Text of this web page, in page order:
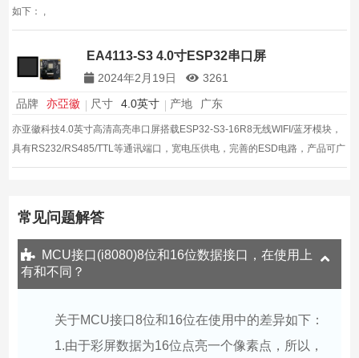
如下： ,
EA4113-S3 4.0寸ESP32串口屏
2024年2月19日 3261
品牌 亦亞徽 尺寸 4.0英寸 产地 广东
亦亚徽科技4.0英寸高清高亮串口屏搭载ESP32-S3-16R8无线WIFI/蓝牙模块，
具有RS232/RS485/TTL等通讯端口，宽电压供电，完善的ESD电路，产品可广
泛适用于工业消费医疗,智能家居等领域
常见问题解答
MCU接口(i8080)8位和16位数据接口，在使用上
有和不同？
关于MCU接口8位和16位在使用中的差异如下：
1.由于彩屏数据为16位点亮一个像素点，所以，